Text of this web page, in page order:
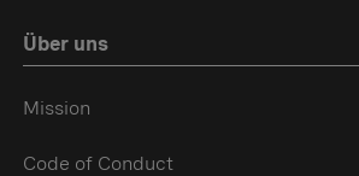
Über uns
Mission
Code of Conduct